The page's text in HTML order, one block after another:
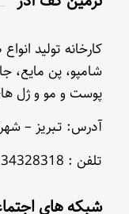
کارخانه تولید
شامپو، پن مایع،
پوست و مو و ژل
آدرس: تـبریز –
تلفن : 04134328318 فکس : 04134328319
شبکه های